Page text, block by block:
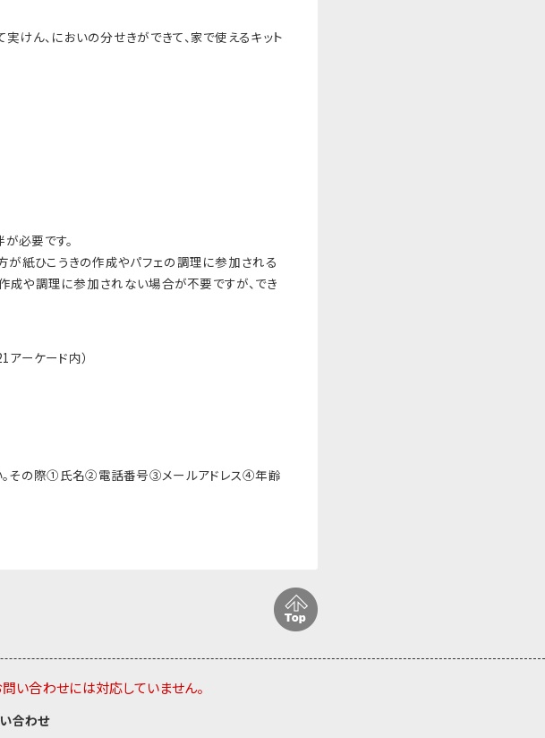
けん、においの分せきができて、家で使えるキット
必要です。
が紙ひこうきの作成やパフェの調理に参加される
作成や調理に参加されない場合が不要ですが、 でき
ーケード内）
。その際①氏名②電話番号③メールアドレス④年齢
い合わせには対応していません。
合わせ